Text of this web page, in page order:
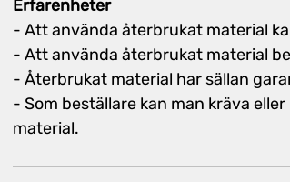
Erfarenheter
- Att använda återbrukat material
- Att använda återbrukat material
- Återbrukat material har sällan
- Som beställare kan man kräva
material.